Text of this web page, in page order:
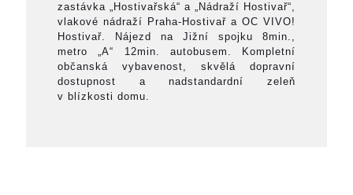
zastávka „Hostivařská“ a „Nádraží Hostivař“,
vlakové nádraží Praha-Hostivař a OC VIVO!
Hostivař. Nájezd na Jižní spojku 8min.,
metro „A“ 12min. autobusem. Kompletní
občanská vybavenost, skvělá dopravní
dostupnost a nadstandardní zeleň
v blízkosti domu.